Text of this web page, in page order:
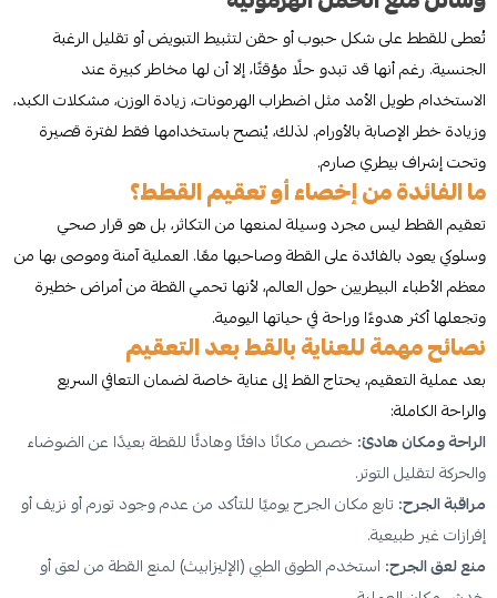
تُعطى للقطط على شكل حبوب أو حقن لتثبيط التبويض أو تقليل الرغبة
الجنسية. رغم أنها قد تبدو حلًا مؤقتًا، إلا أن لها مخاطر كبيرة عند
الاستخدام طويل الأمد مثل اضطراب الهرمونات، زيادة الوزن، مشكلات الكبد،
وزيادة خطر الإصابة بالأورام. لذلك، يُنصح باستخدامها فقط لفترة قصيرة
وتحت إشراف بيطري صارم.
ما الفائدة من إخصاء أو تعقيم القطط؟
تعقيم القطط ليس مجرد وسيلة لمنعها من التكاثر، بل هو قرار صحي
وسلوكي يعود بالفائدة على القطة وصاحبها معًا. العملية آمنة وموصى بها من
معظم الأطباء البيطريين حول العالم، لأنها تحمي القطة من أمراض خطيرة
وتجعلها أكثر هدوءًا وراحة في حياتها اليومية.
نصائح مهمة للعناية بالقط بعد التعقيم
بعد عملية التعقيم، يحتاج القط إلى عناية خاصة لضمان التعافي السريع
والراحة الكاملة:
الراحة ومكان هادئ: خصص مكانًا دافئًا وهادئًا للقطة بعيدًا عن الضوضاء
والحركة لتقليل التوتر.
مراقبة الجرح: تابع مكان الجرح يوميًا للتأكد من عدم وجود تورم أو نزيف أو
إفرازات غير طبيعية.
منع لعق الجرح: استخدم الطوق الطبي (الإليزابيث) لمنع القطة من لعق أو